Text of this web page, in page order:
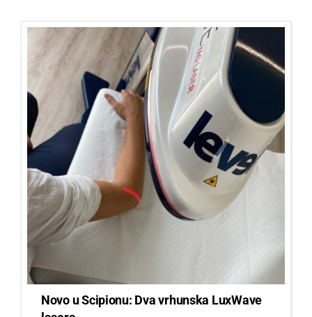
Novo u Scipionu: Dva vrhunska LuxWave